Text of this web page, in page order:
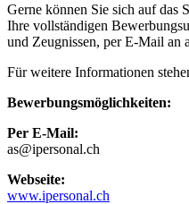
Gerne können Sie sich auf das
Ihre vollständigen
und Zeugnissen, per E-Mail an
Für weitere Informationen
Bewerbungsmöglichkeiten:
Per E-Mail:
as@ipersonal.ch
Webseite:
www.ipersonal.ch